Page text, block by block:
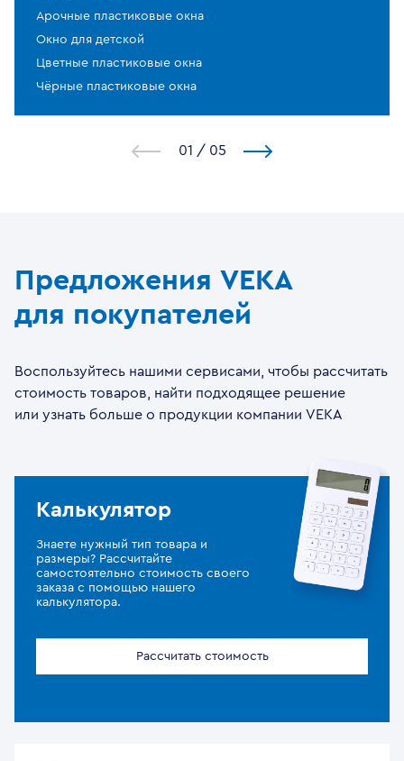
Арочные пластиковые окна
Окно для детской
Цветные пластиковые окна
Чёрные пластиковые окна
1 / 5
Предложения VEKA
для покупателей
Воспользуйтесь нашими сервисами, чтобы рассчитать
стоимость товаров, найти подходящее решение
или узнать больше о продукции компании VEKA
Калькулятор
Знаете нужный тип товара и
размеры? Рассчитайте
самостоятельно стоимость своего
заказа с помощью нашего
калькулятора.
Рассчитать стоимость